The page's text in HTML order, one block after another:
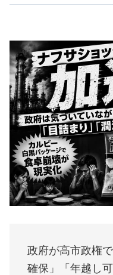
政府が高市政権
確保」「年越し